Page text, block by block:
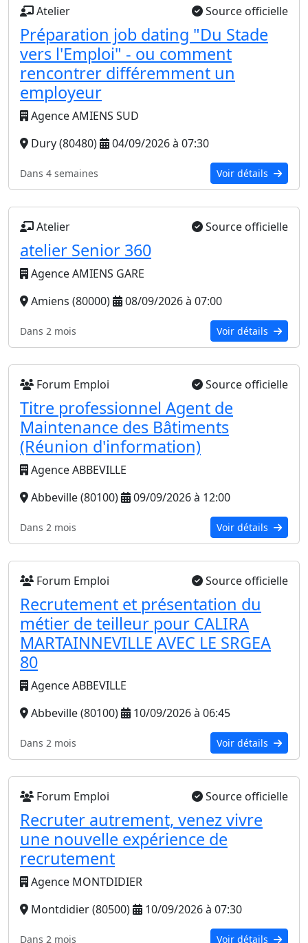
Atelier Source officielle
Préparation job dating "Du Stade
vers l'Emploi" - ou comment
rencontrer différemment un
employeur
Agence AMIENS SUD
Dury (80480)
04/09/2026 à 07:30
Dans 4 semaines Voir détails
Atelier Source officielle
atelier Senior 360
Agence AMIENS GARE
Amiens (80000)
08/09/2026 à 07:00
Dans 2 mois Voir détails
Forum Emploi Source officielle
Titre professionnel Agent de
Maintenance des Bâtiments
(Réunion d'information)
Agence ABBEVILLE
Abbeville (80100)
09/09/2026 à 12:00
Dans 2 mois Voir détails
Forum Emploi Source officielle
Recrutement et présentation du
métier de teilleur pour CALIRA
MARTAINNEVILLE AVEC LE SRGEA
80
Agence ABBEVILLE
Abbeville (80100)
10/09/2026 à 06:45
Dans 2 mois Voir détails
Forum Emploi Source officielle
Recruter autrement, venez vivre
une nouvelle expérience de
recrutement
Agence MONTDIDIER
Montdidier (80500)
10/09/2026 à 07:30
Dans 2 mois Voir détails